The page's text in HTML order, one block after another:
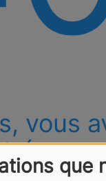
que
vous
une
que vous